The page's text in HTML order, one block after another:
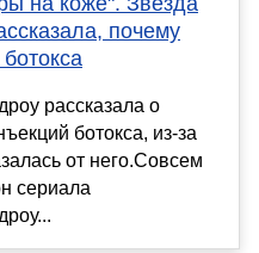
почему
рассказала о
ботокса, из-за
от него.Совсем
сериала